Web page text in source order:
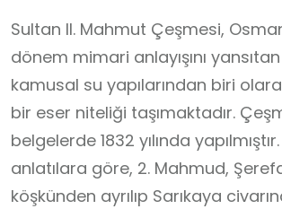
Sultan II. Mahmut Çeşmesi,
dönem mimari anlayışını
kamusal su yapılarından biri
bir eser niteliği taşımaktadır. Çeşme, kimi
belgelerde 1832 yılında yapılmıştır.
anlatılara göre, 2. Mahmud,
köşkünden ayrılıp Sarıkaya